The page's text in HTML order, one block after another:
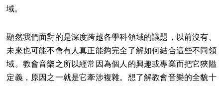
域。
顯然我們面對的是深度跨越各學科領域的議題，以前沒有、
未來也可能不會有人真正能夠完全了解如何結合這些不同領
域。教會音樂之所以經常因為個人的興趣或專業而把它狹隘
定義，原因之一就是它牽涉複雜。想了解教會音樂的全貌十